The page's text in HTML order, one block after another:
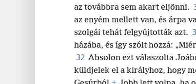
az továbbra sem akart eljönni.
az enyém mellett van, és árpa
szolgái tehát felgyújtották azt.
házába, és így szólt hozzá:
32 Absolon ezt válaszolta
küldjelek el a királyhoz, hogy